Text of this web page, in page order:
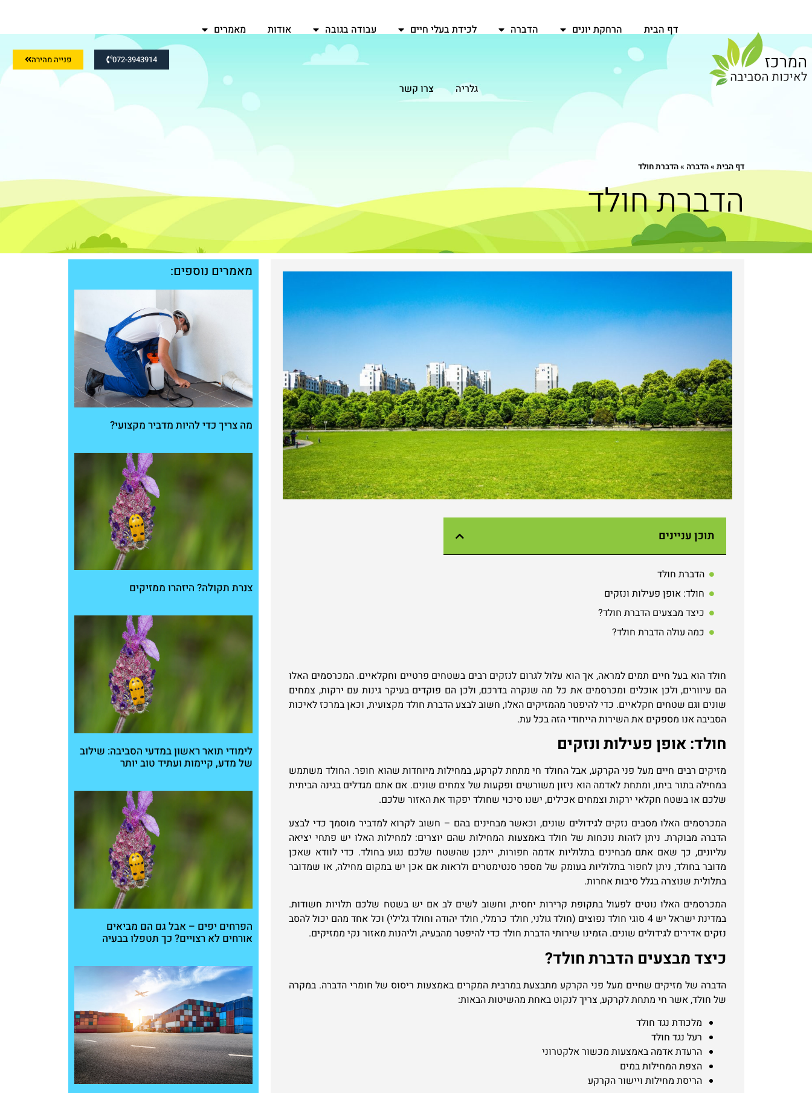
דף הבית הרחקת יונים הדברה לכידת בעלי חיים עבודה בגובה אודות מאמרים
גלריה צרו קשר
072-3943914 פנייה מהירה
דף הבית »הדברה »הדברת חולד
הדברת חולד
תוכן עניינים
הדברת חולד
חולד: אופן פעילות ונזקים
כיצד מבצעים הדברת חולד?
כמה עולה הדברת חולד?
חולד הוא בעל חיים תמים למראה, אך הוא עלול לגרום לנזקים רבים בשטחים פרטיים וחקלאיים. המכרסמים האלו
הם עיוורים, ולכן אוכלים ומכרסמים את כל מה שנקרה בדרכם, ולכן הם פוקדים בעיקר גינות עם ירקות, צמחים
שונים וגם שטחים חקלאיים. כדי להיפטר מהמזיקים האלו, חשוב לבצע הדברת חולד מקצועית, וכאן במרכז לאיכות
הסביבה אנו מספקים את השירות הייחודי הזה בכל עת.
חולד: אופן פעילות ונזקים
מזיקים רבים חיים מעל פני הקרקע, אבל החולד חי מתחת לקרקע, במחילות מיוחדות שהוא חופר. החולד משתמש
במחילה בתור ביתו, ומתחת לאדמה הוא ניזון משורשים ופקעות של צמחים שונים. אם אתם מגדלים בגינה הביתית
שלכם או בשטח חקלאי ירקות וצמחים אכילים, ישנו סיכוי שחולד יפקוד את האזור שלכם.
המכרסמים האלו מסבים נזקים לגידולים שונים, וכאשר מבחינים בהם – חשוב לקרוא למדביר מוסמך כדי לבצע
הדברה מבוקרת. ניתן לזהות נוכחות של חולד באמצעות המחילות שהם יוצרים: למחילות האלו יש פתחי יציאה
עליונים, כך שאם אתם מבחינים בתלוליות אדמה חפורות, ייתכן שהשטח שלכם נגוע בחולד. כדי לוודא שאכן
מדובר בחולד, ניתן לחפור בתלוליות בעומק של מספר סנטימטרים ולראות אם אכן יש במקום מחילה, או שמדובר
בתלולית שנוצרה בגלל סיבות אחרות.
המכרסמים האלו נוטים לפעול בתקופת קרירות יחסית, וחשוב לשים לב אם יש בשטח שלכם תלויות חשודות.
במדינת ישראל יש 4 סוגי חולד נפוצים (חולד גולני, חולד כרמלי, חולד יהודה וחולד גלילי) וכל אחד מהם יכול להסב
נזקים אדירים לגידולים שונים. הזמינו שירותי הדברת חולד כדי להיפטר מהבעיה, וליהנות מאזור נקי ממזיקים.
כיצד מבצעים הדברת חולד?
הדברה של מזיקים שחיים מעל פני הקרקע מתבצעת במרבית המקרים באמצעות ריסוס של חומרי הדברה. במקרה
של חולד, אשר חי מתחת לקרקע, צריך לנקוט באחת מהשיטות הבאות:
מלכודת נגד חולד
רעל נגד חולד
הרעדת אדמה באמצעות מכשור אלקטרוני
הצפת המחילות במים
הריסת מחילות ויישור הקרקע
מאמרים נוספים:
מה צריך כדי להיות מדביר מקצועי?
צנרת תקולה? היזהרו ממזיקים
לימודי תואר ראשון במדעי הסביבה: שילוב
של מדע, קיימות ועתיד טוב יותר
הפרחים יפים – אבל גם הם מביאים
אורחים לא רצויים? כך תטפלו בבעיה